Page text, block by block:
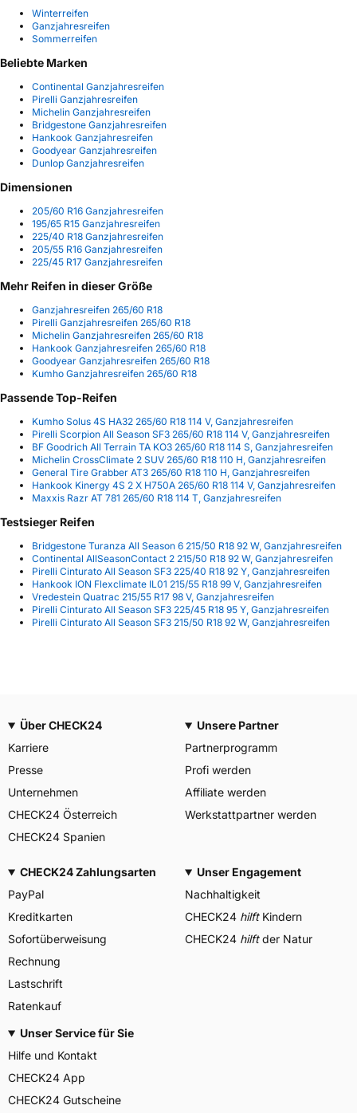
Winterreifen
Ganzjahresreifen
Sommerreifen
Beliebte Marken
Continental Ganzjahresreifen
Pirelli Ganzjahresreifen
Michelin Ganzjahresreifen
Bridgestone Ganzjahresreifen
Hankook Ganzjahresreifen
Goodyear Ganzjahresreifen
Dunlop Ganzjahresreifen
Dimensionen
205/60 R16 Ganzjahresreifen
195/65 R15 Ganzjahresreifen
225/40 R18 Ganzjahresreifen
205/55 R16 Ganzjahresreifen
225/45 R17 Ganzjahresreifen
Mehr Reifen in dieser Größe
Ganzjahresreifen 265/60 R18
Pirelli Ganzjahresreifen 265/60 R18
Michelin Ganzjahresreifen 265/60 R18
Hankook Ganzjahresreifen 265/60 R18
Goodyear Ganzjahresreifen 265/60 R18
Kumho Ganzjahresreifen 265/60 R18
Passende Top-Reifen
Kumho Solus 4S HA32 265/60 R18 114 V, Ganzjahresreifen
Pirelli Scorpion All Season SF3 265/60 R18 114 V, Ganzjahresreifen
BF Goodrich All Terrain TA KO3 265/60 R18 114 S, Ganzjahresreifen
Michelin CrossClimate 2 SUV 265/60 R18 110 H, Ganzjahresreifen
General Tire Grabber AT3 265/60 R18 110 H, Ganzjahresreifen
Hankook Kinergy 4S 2 X H750A 265/60 R18 114 V, Ganzjahresreifen
Maxxis Razr AT 781 265/60 R18 114 T, Ganzjahresreifen
Testsieger Reifen
Bridgestone Turanza All Season 6 215/50 R18 92 W, Ganzjahresreifen
Continental AllSeasonContact 2 215/50 R18 92 W, Ganzjahresreifen
Pirelli Cinturato All Season SF3 225/40 R18 92 Y, Ganzjahresreifen
Hankook ION Flexclimate IL01 215/55 R18 99 V, Ganzjahresreifen
Vredestein Quatrac 215/55 R17 98 V, Ganzjahresreifen
Pirelli Cinturato All Season SF3 225/45 R18 95 Y, Ganzjahresreifen
Pirelli Cinturato All Season SF3 215/50 R18 92 W, Ganzjahresreifen
Über CHECK24
Karriere
Presse
Unternehmen
CHECK24 Österreich
CHECK24 Spanien
Unsere Partner
Partnerprogramm
Profi werden
Affiliate werden
Werkstattpartner werden
CHECK24 Zahlungsarten
PayPal
Kreditkarten
Sofortüberweisung
Rechnung
Lastschrift
Ratenkauf
Unser Engagement
Nachhaltigkeit
CHECK24 hilftKindern
CHECK24 hilftder Natur
Unser Service für Sie
Hilfe und Kontakt
CHECK24 App
CHECK24 Gutscheine